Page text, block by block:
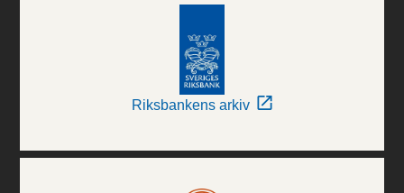
Riksbankens arkiv